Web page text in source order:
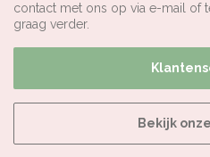
contact met ons op via e-mail of
graag verder.
Bekijk